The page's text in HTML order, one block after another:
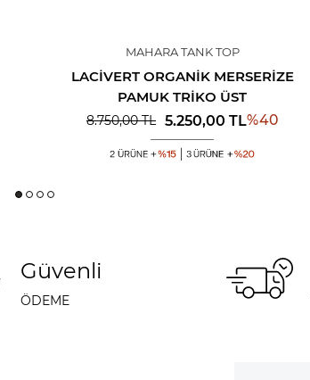
MAHARA TANK TOP
LACIVERT ORGANIK MERSERIZE
PAMUK TRIKO ÜST
8.750,00TL 5.250,00 TL%40
Güvenli
ÖDEME